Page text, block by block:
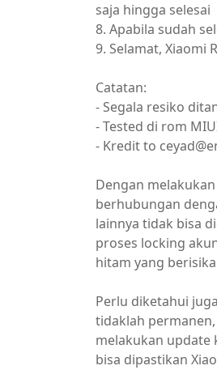
saja hingga selesai
8. Apabila sudah
9. Selamat, Xiaomi
Catatan:
- Segala resiko
- Tested di rom
- Kredit to
Dengan
berhubungan
lainnya tidak bisa
proses locking
hitam yang
Perlu diketahui
tidaklah
melakukan update
bisa dipastikan